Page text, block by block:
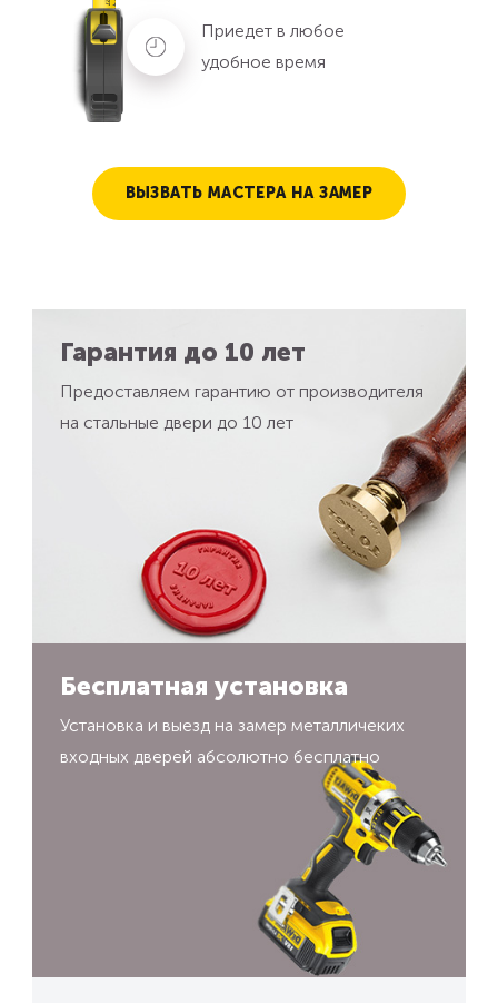
Приедет в любое
удобное время
ВЫЗВАТЬ МАСТЕРА НА ЗАМЕР
Гарантия до 10 лет
Предоставляем гарантию от производителя
на стальные двери до 10 лет
Бесплатная установка
Установка и выезд на замер металличеких
входных дверей абсолютно бесплатно